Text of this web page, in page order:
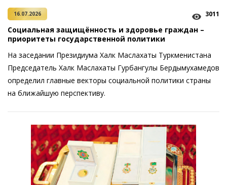
16.07.2026 3011
Социальная защищённость и здоровье граждан –
приоритеты государственной политики
На заседании Президиума Халк Маслахаты Туркменистана
Председатель Халк Маслахаты Гурбангулы Бердымухамедов
определил главные векторы социальной политики страны
на ближайшую перспективу.